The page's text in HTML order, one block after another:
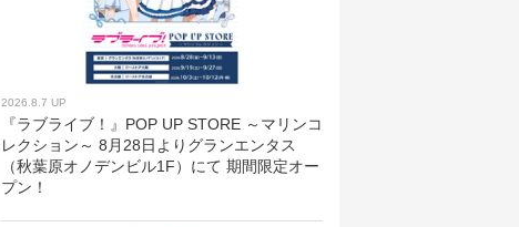
2026.8.7 UP
『ラブライブ！』POP UP STORE ～マリンコ
レクション～ 8月28日よりグランエンタス
（秋葉原オノデンビル1F）にて 期間限定オー
プン！